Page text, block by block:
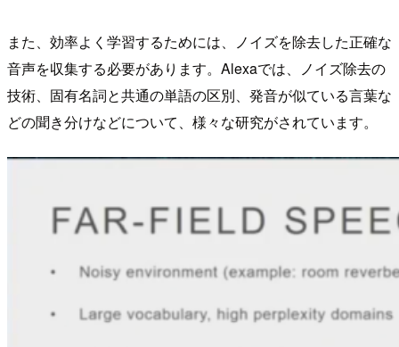
また、効率よく学習するためには、ノイズを除去した正確な
音声を収集する必要があります。Alexaでは、ノイズ除去の
技術、固有名詞と共通の単語の区別、発音が似ている言葉な
どの聞き分けなどについて、様々な研究がされています。